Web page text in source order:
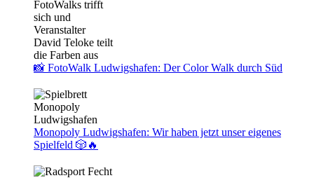
📸 FotoWalk Ludwigshafen: Der Color Walk durch Süd
Monopoly Ludwigshafen: Wir haben jetzt unser eigenes
Spielfeld 🎲🔥